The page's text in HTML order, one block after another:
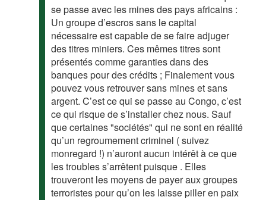
se passe avec les mines des pays africains :
Un groupe d’escros sans le capital
nécessaire est capable de se faire adjuger
des titres miniers. Ces mêmes titres sont
présentés comme garanties dans des
banques pour des crédits ; Finalement vous
pouvez vous retrouver sans mines et sans
argent. C’est ce qui se passe au Congo, c’est
ce qui risque de s’installer chez nous. Sauf
que certaines "sociétés" qui ne sont en réalité
qu’un regroumement criminel ( suivez
monregard !) n’auront aucun intérêt à ce que
les troubles s’arrêtent puisque . Elles
trouveront les moyens de payer aux groupes
terroristes pour qu’on les laisse piller en paix